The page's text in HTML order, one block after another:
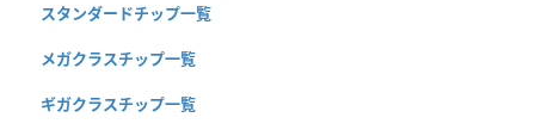
スタンダードチップ一覧
メガクラスチップ一覧
ギガクラスチップ一覧